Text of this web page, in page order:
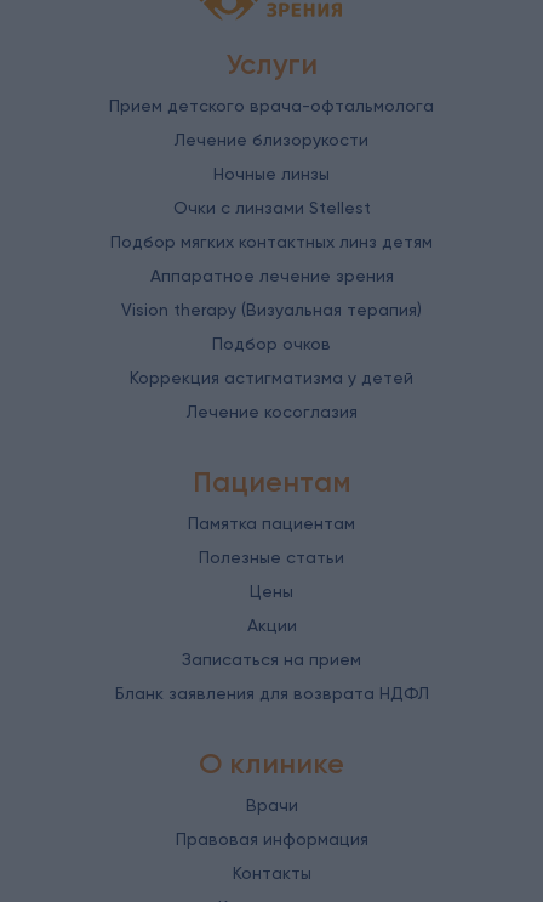
Услуги
Прием детского врача-офтальмолога
Лечение близорукости
Ночные линзы
Очки с линзами Stellest
Подбор мягких контактных линз детям
Аппаратное лечение зрения
Vision therapy (Визуальная терапия)
Подбор очков
Коррекция астигматизма у детей
Лечение косоглазия
Пациентам
Памятка пациентам
Полезные статьи
Цены
Акции
Записаться на прием
Бланк заявления для возврата НДФЛ
О клинике
Врачи
Правовая информация
Контакты